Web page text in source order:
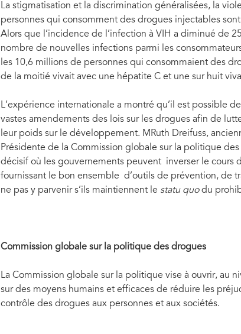
La stigmatisation et la discrimination généralisées, la
personnes qui consomment des drogues injectables
Alors que l’incidence de l’infection à VIH a diminué de
nombre de nouvelles infections parmi les
les 10,6 millions de personnes qui consommaient des
de la moitié vivait avec une hépatite C et une sur huit
L’expérience internationale a montré qu’il est possible
vastes amendements des lois sur les drogues afin de
leur poids sur le développement. MRuth Dreifuss,
Présidente de la Commission globale sur la politique
décisif où les gouvernements peuvent inverser le cours
fournissant le bon ensemble d’outils de prévention, de
ne pas y parvenir s’ils maintiennent le statu quodu
Commission globale sur la politique des drogues
La Commission globale sur la politique vise à ouvrir, au
sur des moyens humains et efficaces de réduire les
contrôle des drogues aux personnes et aux sociétés.